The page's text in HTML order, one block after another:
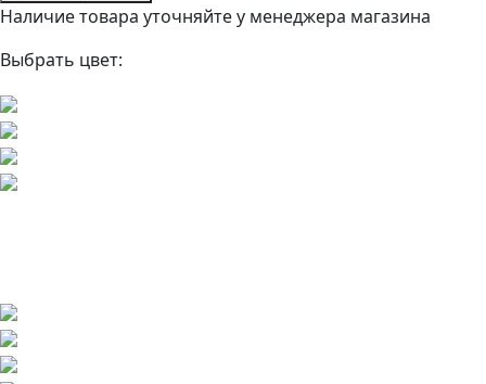
Наличие товара уточняйте у менеджера магазина
Выбрать цвет: